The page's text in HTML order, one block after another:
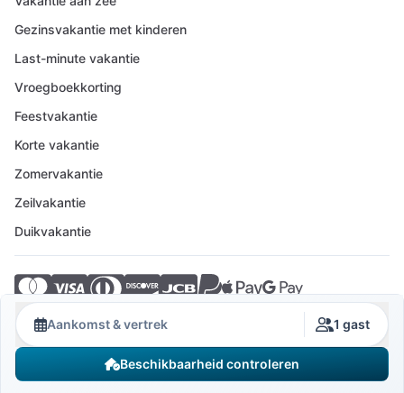
Aankomst & vertrek 1 gast
Beschikbaarheid controleren
Gezinsvakantie met kinderen
Last-minute vakantie
Vroegboekkorting
Feestvakantie
Korte vakantie
Zomervakantie
Zeilvakantie
Duikvakantie
© 2026 Crovillas GmbH